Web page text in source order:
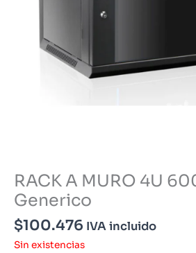
RACK A MURO 4U
Generico
$100.476 IVA incluido
Sin existencias